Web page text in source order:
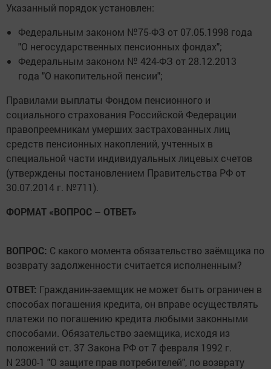
Указанный порядок установлен:
Федеральным законом №75-ФЗ от 07.05.1998 года
"О негосударственных пенсионных фондах";
Федеральным законом № 424-ФЗ от 28.12.2013
года "О накопительной пенсии";
Правилами выплаты Фондом пенсионного и
социального страхования Российской Федерации
правопреемникам умерших застрахованных лиц
средств пенсионных накоплений, учтенных в
специальной части индивидуальных лицевых счетов
(утверждены постановлением Правительства РФ от
30.07.2014 г. №711).
ФОРМАТ «ВОПРОС – ОТВЕТ»
ВОПРОС: С какого момента обязательство заёмщика по
возврату задолженности считается исполненным?
ОТВЕТ: Гражданин-заемщик не может быть ограничен в
способах погашения кредита, он вправе осуществлять
платежи по погашению кредита любыми законными
способами. Обязательство заемщика, исходя из
положений ст. 37 Закона РФ от 7 февраля 1992 г.
N 2300-1 "О защите прав потребителей", по возврату